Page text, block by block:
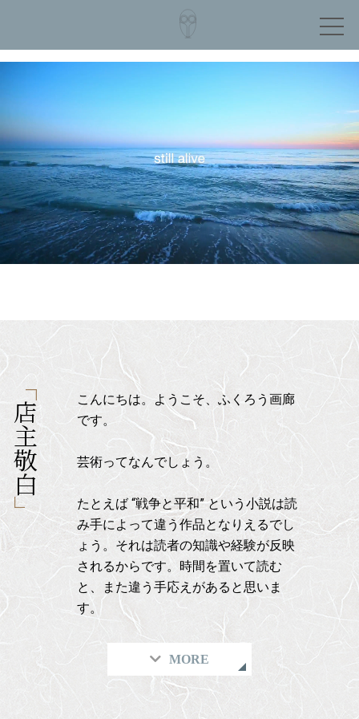
店主敬白
こんにちは。ようこそ、ふくろう画廊
です。
芸術ってなんでしょう。
たとえば “戦争と平和” という小説は読
み手によって違う作品となりえるでし
ょう。それは読者の知識や経験が反映
されるからです。時間を置いて読む
と、また違う手応えがあると思いま
す。
MORE